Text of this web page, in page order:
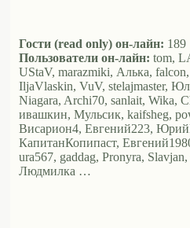
Гости (read only) он-лайн: 189
Пользователи он-лайн: tom,
UStaV, marazmiki, Алька,
IljaVlaskin, VuV, stelajmaster,
Niagara, Archi70, sanlait, Wika,
ивашкин, Мульсик, kaifsheg,
Висариoн4, Евгений223,
КапитанКопипаст,
ura567, gaddag, Pronyra,
Людмилка …